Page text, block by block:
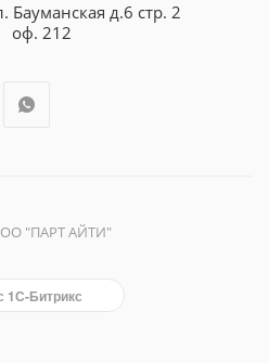
Бауманская д.6 стр. 2
оф. 212
"ПАРТ АЙТИ"
1С-Битрикс